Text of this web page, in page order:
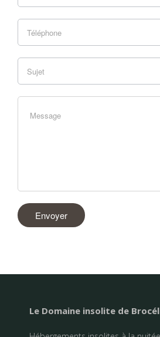
Le Domaine insolite de